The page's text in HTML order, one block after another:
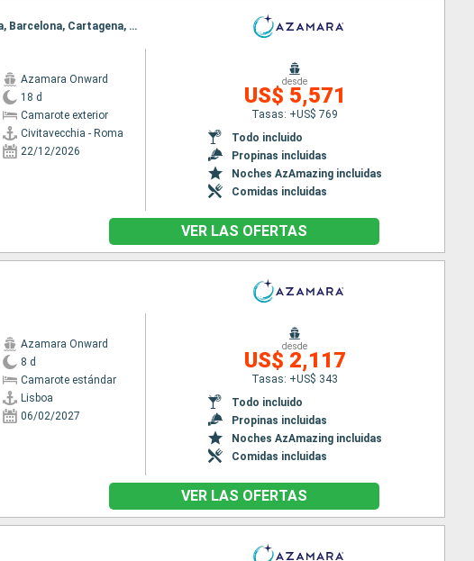
Itinerario : Civitavecchia - Roma, Pisa/Florencia (Livorno), Mahon, Palma de Mallorca, Barcelona, Cartagena, Malaga, Casablanca, Tánger, Cadiz, Sevilla, Lisboa
Azamara Onward
18 d
Camarote exterior
Civitavecchia - Roma
22/12/2026
desde
US$ 5,571
Tasas: +US$ 769
Todo incluido
Propinas incluidas
Noches AzAmazing incluidas
Comidas incluidas
VER LAS OFERTAS
Azamara Onward
8 d
Camarote estándar
Lisboa
06/02/2027
desde
US$ 2,117
Tasas: +US$ 343
Todo incluido
Propinas incluidas
Noches AzAmazing incluidas
Comidas incluidas
VER LAS OFERTAS